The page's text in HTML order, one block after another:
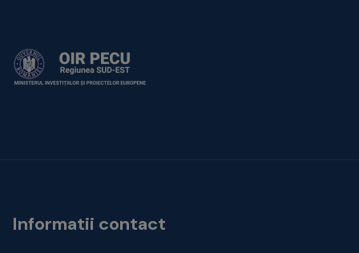
Informatii contact